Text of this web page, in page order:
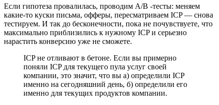
Если гипотеза провалилась, проводим A/B -тесты: меняем
какие-то куски письма, офферы, пересматриваем ICP — снова
тестируем. И так до бесконечности, пока не почувствуете, что
максимально приблизились к нужному ICP и серьезно
нарастить конверсию уже не сможете.
ICP не отливают в бетоне. Если вы примерно
поняли ICP для текущего пула услуг своей
компании, это значит, что вы а) определили ICP
именно на сегодняшний день, б) определили его
именно для текущих продуктов компании.